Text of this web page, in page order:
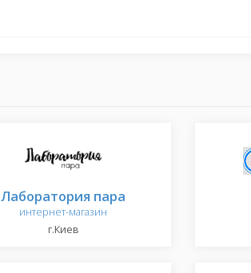
Лаборатория пара
интернет-магазин
г.Киев